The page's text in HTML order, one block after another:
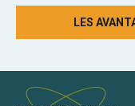
LES